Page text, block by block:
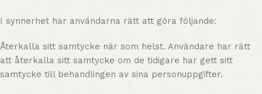
I synnerhet har användarna rätt att göra följande:
Återkalla sitt samtycke när som helst. Användare har rätt
att återkalla sitt samtycke om de tidigare har gett sitt
samtycke till behandlingen av sina personuppgifter.